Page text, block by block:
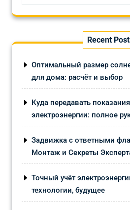
Recent
Оптимальный размер
для дома: расчёт и выбор
Куда передавать
электроэнергии: полное
Задвижка с ответными
Монтаж и Секреты
Точный учёт
технологии, будущее